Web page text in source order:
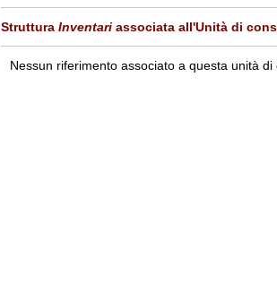
Struttura Inventari associata all'Unità di
Nessun riferimento associato a questa unità